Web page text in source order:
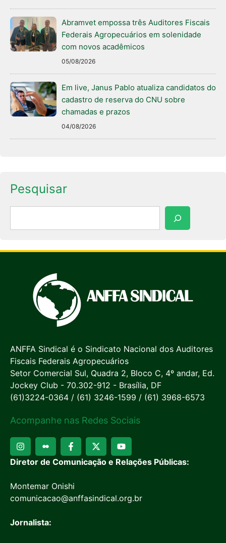
Abramvet empossa três Auditores Fiscais
Federais Agropecuários em solenidade
com novos acadêmicos
05/08/2026
Em live, Janus Pablo atualiza candidatos do
cadastro de reserva do CNU sobre
chamadas e prazos
04/08/2026
Pesquisar
ANFFA Sindical é o Sindicato Nacional dos Auditores
Fiscais Federais Agropecuários
Setor Comercial Sul, Quadra 2, Bloco C, 4º andar, Ed.
Jockey Club - 70.302-912 - Brasília, DF
(61)3224-0364 / (61) 3246-1599 / (61) 3968-6573
Acompanhe nas Redes Sociais
Diretor de Comunicação e Relações Públicas:
Montemar Onishi
comunicacao@anffasindical.org.br
Jornalista: